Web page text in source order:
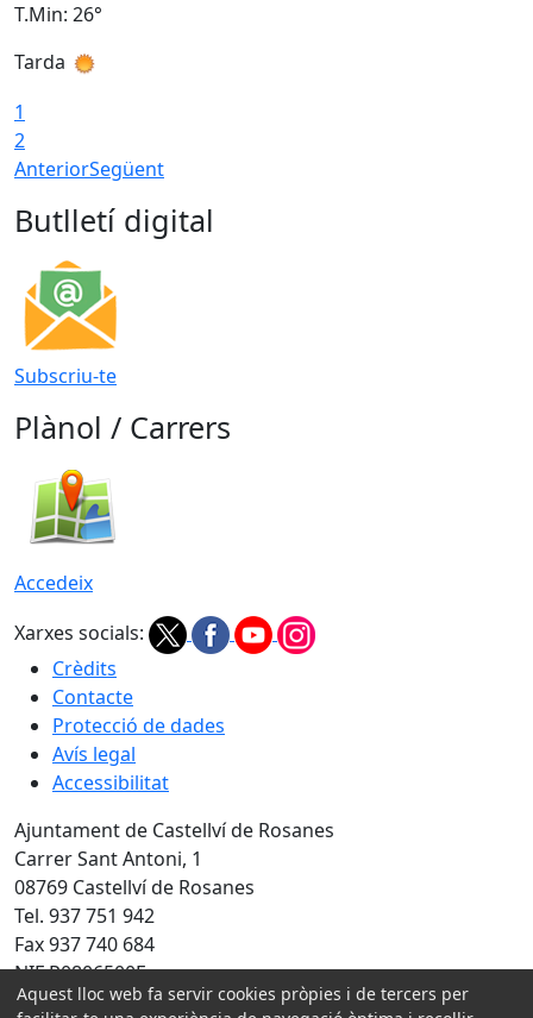
T.Min: 26°
Tarda
1
2
AnteriorSegüent
Butlletí digital
Subscriu-te
Plànol / Carrers
Accedeix
Xarxes socials:
Crèdits
Contacte
Protecció de dades
Avís legal
Accessibilitat
Ajuntament de Castellví de Rosanes
Carrer Sant Antoni, 1
08769 Castellví de Rosanes
Tel. 937 751 942
Fax 937 740 684
NIF P0806500E
Aquest lloc web fa servir cookies pròpies i de tercers per